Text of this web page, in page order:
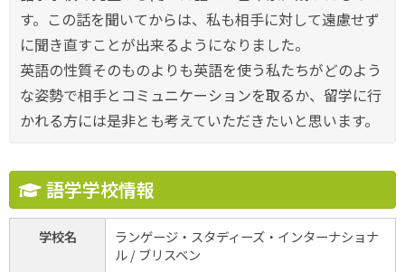
す。この話を聞いてからは、私も相手に対して遠慮せず
に聞き直すことが出来るようになりました。
英語の性質そのものよりも英語を使う私たちがどのよう
な姿勢で相手とコミュニケーションを取るか、留学に行
かれる方には是非とも考えていただきたいと思います。
語学学校情報
学校名
ランゲージ・スタディーズ・インターナショナ
ル / ブリスベン